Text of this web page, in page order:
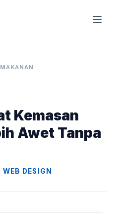
Kemasan
Awet Tanpa
WEB DESIGN